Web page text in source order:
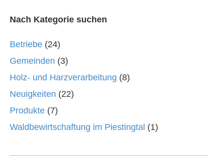
Nach Kategorie suchen
Betriebe (24)
Gemeinden (3)
Holz- und Harzverarbeitung (8)
Neuigkeiten (22)
Produkte (7)
Waldbewirtschaftung im Piestingtal (1)